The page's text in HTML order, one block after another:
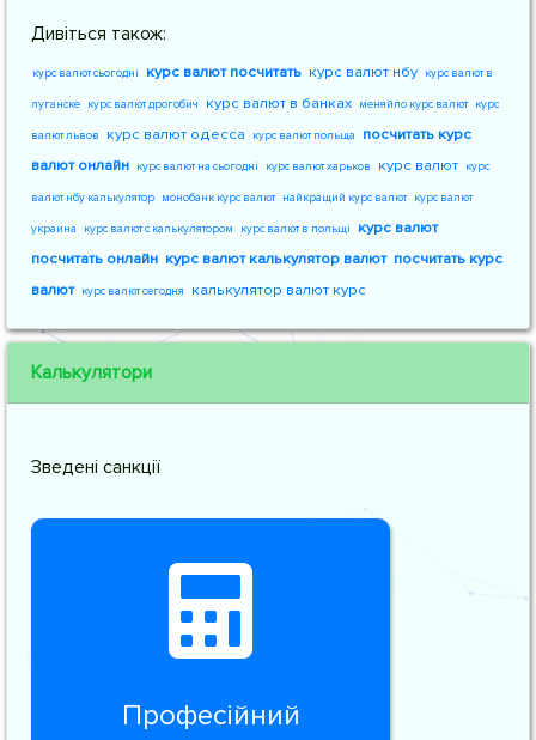
Дивіться також:
курс валют сьогодні курс валют посчитать курс валют нбу курс валют в
луганске курс валют дрогобич курс валют в банках меняйло курс валют курс
валют львов курс валют одесса курс валют польща
посчитать курс
валют онлайн курс валют на сьогодні курс валют харьков курс валют курс
валют нбу калькулятор монобанк курс валют найкращий курс валют курс валют
украина курс валют с калькулятором курс валют в польщі
курс валют
посчитать онлайн курс валют калькулятор валют посчитать курс
валют курс валют сегодня калькулятор валют курс
Калькулятори
Зведені санкції
Професійний